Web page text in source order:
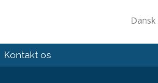
Dansk
Kontakt os